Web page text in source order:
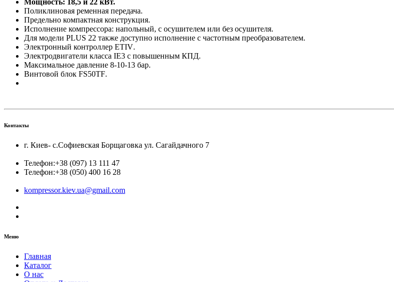
Мощность: 18,5 и 22 кВт.
Поликлиновая ременная передача.
Предельно компактная конструкция.
Исполнение компрессора: напольный, с осушителем или без осушителя.
Для модели PLUS 22 также доступно исполнение с частотным преобразователем.
Электронный контроллер ETIV.
Электродвигатели класса IE3 с повышенным КПД.
Максимальное давление 8-10-13 бар.
Винтовой блок FS50TF.
Контакты
г. Киев- с.Софиевская Борщаговка ул. Сагайдачного 7
Телефон:+38 (097) 13 111 47
Телефон:+38 (050) 400 16 28
kompressor.kiev.ua@gmail.com
Меню
Главная
Каталог
О нас